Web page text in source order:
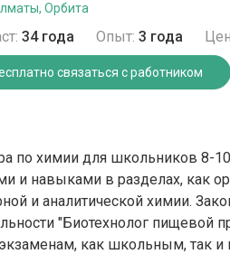
Орбита
34 года Опыт: 3 года
связаться с работником
по химии для школьников 8-
и навыками в разделах, как
и аналитической химии.
"Биотехнолог пищевой
как школьным, так и